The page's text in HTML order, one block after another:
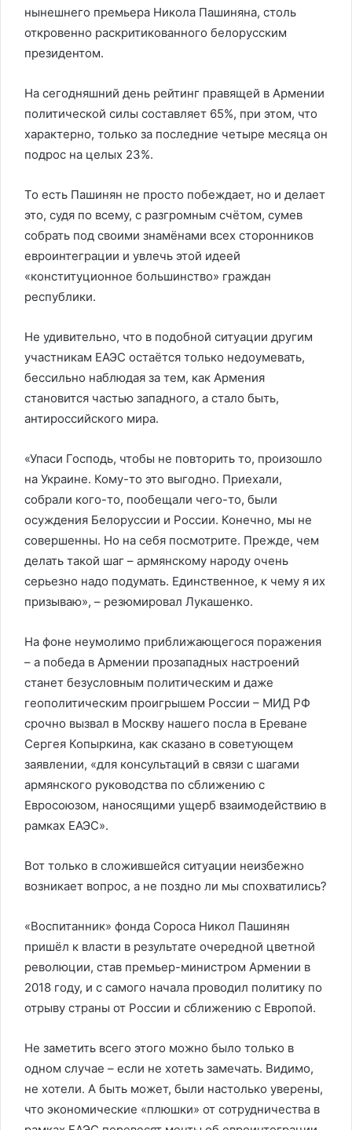
нынешнего премьера Никола Пашиняна, столь
откровенно раскритикованного белорусским
президентом.
На сегодняшний день рейтинг правящей в Армении
политической силы составляет 65%, при этом, что
характерно, только за последние четыре месяца он
подрос на целых 23%.
То есть Пашинян не просто побеждает, но и делает
это, судя по всему, с разгромным счётом, сумев
собрать под своими знамёнами всех сторонников
евроинтеграции и увлечь этой идеей
«конституционное большинство» граждан
республики.
Не удивительно, что в подобной ситуации другим
участникам ЕАЭС остаётся только недоумевать,
бессильно наблюдая за тем, как Армения
становится частью западного, а стало быть,
антироссийского мира.
«Упаси Господь, чтобы не повторить то, произошло
на Украине. Кому-то это выгодно. Приехали,
собрали кого-то, пообещали чего-то, были
осуждения Белоруссии и России. Конечно, мы не
совершенны. Но на себя посмотрите. Прежде, чем
делать такой шаг – армянскому народу очень
серьезно надо подумать. Единственное, к чему я их
призываю», – резюмировал Лукашенко.
На фоне неумолимо приближающегося поражения
– а победа в Армении прозападных настроений
станет безусловным политическим и даже
геополитическим проигрышем России – МИД РФ
срочно вызвал в Москву нашего посла в Ереване
Сергея Копыркина, как сказано в советующем
заявлении, «для консультаций в связи с шагами
армянского руководства по сближению с
Евросоюзом, наносящими ущерб взаимодействию в
рамках ЕАЭС».
Вот только в сложившейся ситуации неизбежно
возникает вопрос, а не поздно ли мы спохватились?
«Воспитанник» фонда Сороса Никол Пашинян
пришёл к власти в результате очередной цветной
революции, став премьер-министром Армении в
2018 году, и с самого начала проводил политику по
отрыву страны от России и сближению с Европой.
Не заметить всего этого можно было только в
одном случае – если не хотеть замечать. Видимо,
не хотели. А быть может, были настолько уверены,
что экономические «плюшки» от сотрудничества в